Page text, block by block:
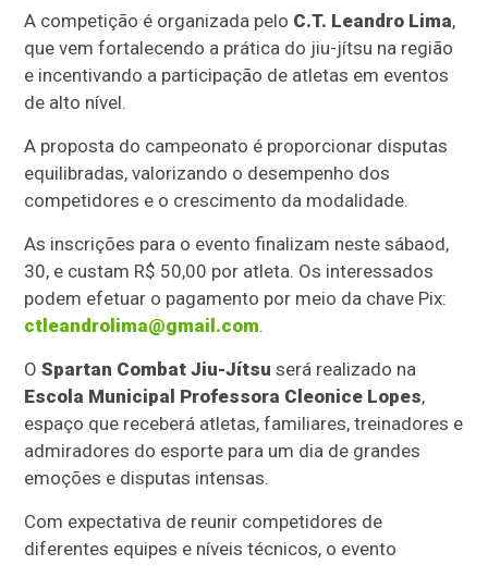
A competição é organizada pelo C.T. Leandro Lima,
que vem fortalecendo a prática do jiu-jítsu na região
e incentivando a participação de atletas em eventos
de alto nível.
A proposta do campeonato é proporcionar disputas
equilibradas, valorizando o desempenho dos
competidores e o crescimento da modalidade.
As inscrições para o evento finalizam neste sábaod,
30, e custam R$ 50,00 por atleta. Os interessados
podem efetuar o pagamento por meio da chave Pix:
ctleandrolima@gmail.com.
OSpartan Combat Jiu-Jítsu será realizado na
Escola Municipal Professora Cleonice Lopes,
espaço que receberá atletas, familiares, treinadores e
admiradores do esporte para um dia de grandes
emoções e disputas intensas.
Com expectativa de reunir competidores de
diferentes equipes e níveis técnicos, o evento